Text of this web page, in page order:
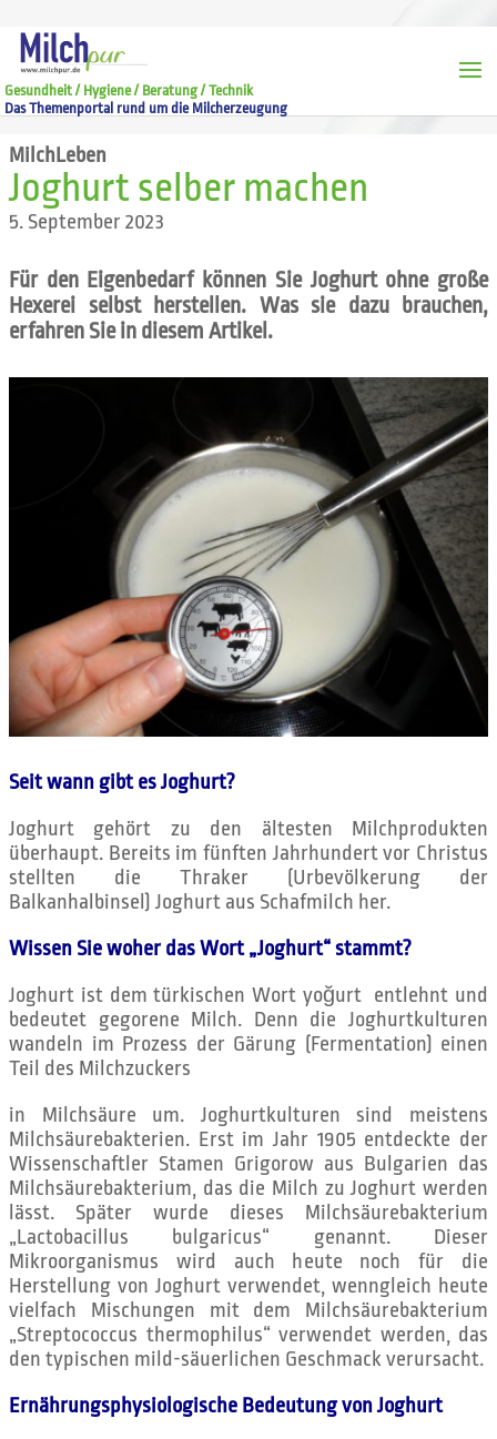
Gesundheit / Hygiene / Beratung / Technik
Das Themenportal rund um die Milcherzeugung
MilchLeben
Joghurt selber machen
5. September 2023
Für den Eigenbedarf können Sie Joghurt ohne große
Hexerei selbst herstellen. Was sie dazu brauchen,
erfahren Sie in diesem Artikel.
Seit wann gibt es Joghurt?
Joghurt gehört zu den ältesten Milchprodukten
überhaupt. Bereits im fünften Jahrhundert vor Christus
stellten die Thraker (Urbevölkerung der
Balkanhalbinsel) Joghurt aus Schafmilch her.
Wissen Sie woher das Wort „Joghurt“ stammt?
Joghurt ist dem türkischen Wort yoğurt entlehnt und
bedeutet gegorene Milch. Denn die Joghurtkulturen
wandeln im Prozess der Gärung (Fermentation) einen
Teil des Milchzuckers
in Milchsäure um. Joghurtkulturen sind meistens
Milchsäurebakterien. Erst im Jahr 1905 entdeckte der
Wissenschaftler Stamen Grigorow aus Bulgarien das
Milchsäurebakterium, das die Milch zu Joghurt werden
lässt. Später wurde dieses Milchsäurebakterium
„Lactobacillus bulgaricus“ genannt. Dieser
Mikroorganismus wird auch heute noch für die
Herstellung von Joghurt verwendet, wenngleich heute
vielfach Mischungen mit dem Milchsäurebakterium
„Streptococcus thermophilus“ verwendet werden, das
den typischen mild-säuerlichen Geschmack verursacht.
Ernährungsphysiologische Bedeutung von Joghurt